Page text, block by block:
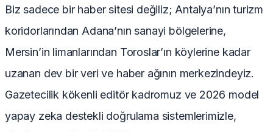
Biz sadece bir haber sitesi değiliz; Antalya’nın turizm
koridorlarından Adana’nın sanayi bölgelerine,
Mersin’in limanlarından Toroslar’ın köylerine kadar
uzanan dev bir veri ve haber ağının merkezindeyiz.
Gazetecilik kökenli editör kadromuz ve 2026 model
yapay zeka destekli doğrulama sistemlerimizle,